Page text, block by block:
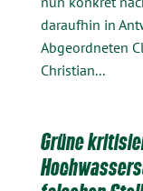
daraufhin in
Abgeordneten
Christian...
Grüne